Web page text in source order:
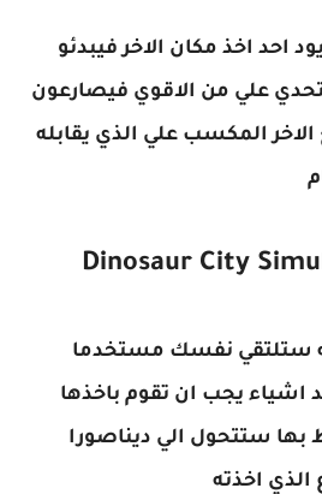
احد اخذ مكان الاخر فيبدئو
علي من الاقوي فيصارعون
المكسب علي الذي يقابله
ستلتقي نفسك مستخدما
اشياء يجب ان تقوم باخذها
بها ستتحول الي ديناصورا
اخذته